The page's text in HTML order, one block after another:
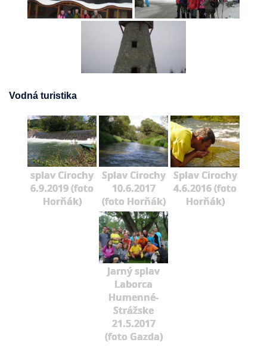
Vodná turistika
splav Cirochy
6.9.2019 (foto
Horňák)
Splav Cirochy
10.6.2017
(foto Horňák)
Splav Cirochy
4.6.2016 (foto
Horňák)
Jarný splav
Laborca
Humenné-
Strážske
21.5.2017
(foto Gazda)